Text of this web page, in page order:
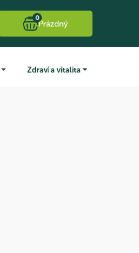
0
Prázdný
Zdraví a vitalita